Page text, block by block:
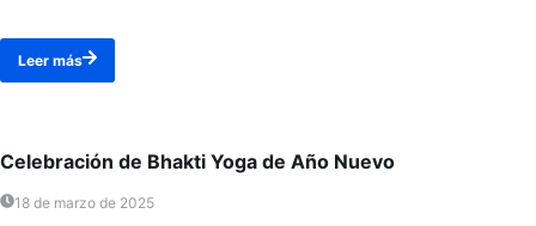
Leer más
Celebración de Bhakti Yoga de Año Nuevo
18 de marzo de 2025